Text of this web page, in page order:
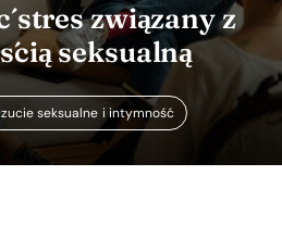
stres związany z
seksualną
seksualne i intymność